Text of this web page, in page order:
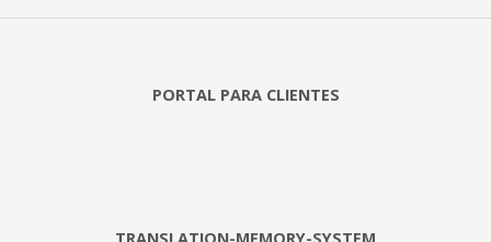
PORTAL PARA CLIENTES